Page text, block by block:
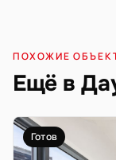
ПОХОЖИЕ
Ещё в
Готов